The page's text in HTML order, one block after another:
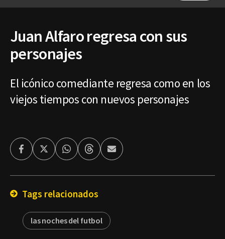
Juan Alfaro regresa con sus
personajes
El icónico comediante regresa como en los
viejos tiempos con nuevos personajes
FacebookTwitterWhatsappThreadsEnviar
por
Tags relacionados
las noches del futbol